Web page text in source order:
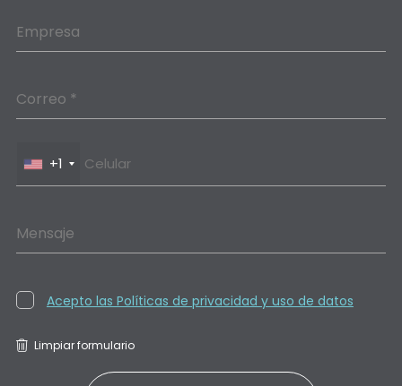
Empresa
Correo *
+1
Mensaje
Acepto las Políticas de privacidad y uso de datos
Limpiar formulario